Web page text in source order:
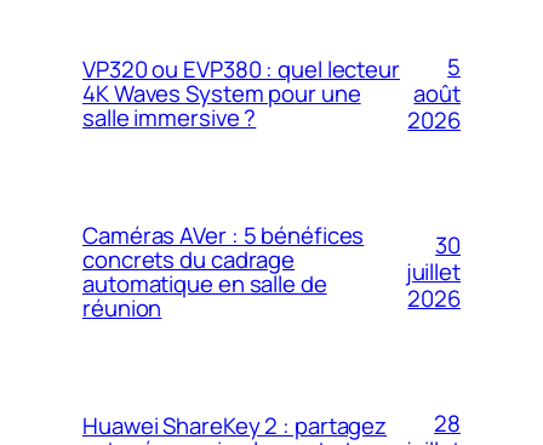
VP320 ou EVP380 : quel lecteur
4K Waves System pour une
salle immersive ?
5
août
2026
Caméras AVer : 5 bénéfices
concrets du cadrage
automatique en salle de
réunion
30
juillet
2026
Huawei ShareKey 2 : partagez
28